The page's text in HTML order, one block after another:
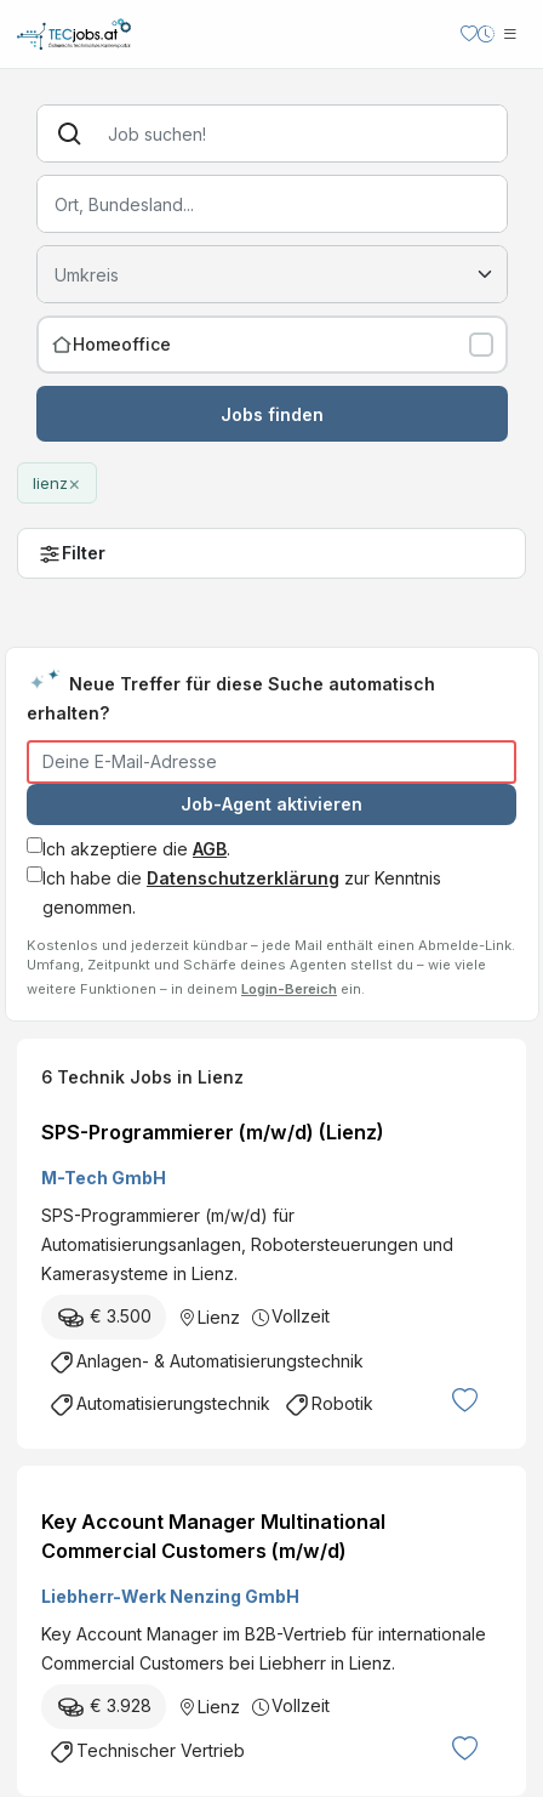
Homeoffice
Jobs finden
lienz×
Filter
Neue Treffer für diese Suche automatisch
erhalten?
Job-Agent aktivieren
Ich akzeptiere die AGB.
Ich habe die Datenschutzerklärung zur Kenntnis
genommen.
Kostenlos und jederzeit kündbar – jede Mail enthält einen Abmelde-Link.
Umfang, Zeitpunkt und Schärfe deines Agenten stellst du – wie viele
weitere Funktionen – in deinem Login-Bereich ein.
6 Technik Jobs in Lienz
SPS-Programmierer (m/w/d) (Lienz)
M-Tech GmbH
SPS-Programmierer (m/w/d) für
Automatisierungsanlagen, Robotersteuerungen und
Kamerasysteme in Lienz.
€ 3.500 Lienz Vollzeit
Anlagen- & Automatisierungstechnik
Automatisierungstechnik Robotik
Key Account Manager Multinational
Commercial Customers (m/w/d)
Liebherr-Werk Nenzing GmbH
Key Account Manager im B2B-Vertrieb für internationale
Commercial Customers bei Liebherr in Lienz.
€ 3.928 Lienz Vollzeit
Technischer Vertrieb